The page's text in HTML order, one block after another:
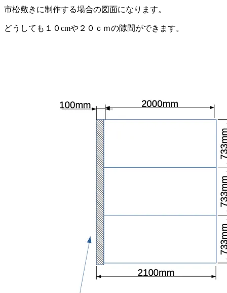
市松敷きに制作する場合の図面になります。
どうしても１０cmや２０ｃｍの隙間ができます。